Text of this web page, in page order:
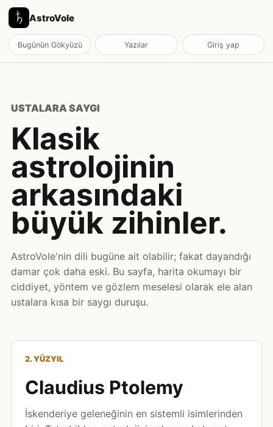
AstroVole
Bugünün Gökyüzü Yazılar Giriş yap
USTALARA SAYGI
Klasik
astrolojinin
arkasındaki
büyük zihinler.
AstroVole'nin dili bugüne ait olabilir; fakat dayandığı
damar çok daha eski. Bu sayfa, harita okumayı bir
ciddiyet, yöntem ve gözlem meselesi olarak ele alan
ustalara kısa bir saygı duruşu.
2. YÜZYIL
Claudius Ptolemy
İskenderiye geleneğinin en sistemli isimlerinden